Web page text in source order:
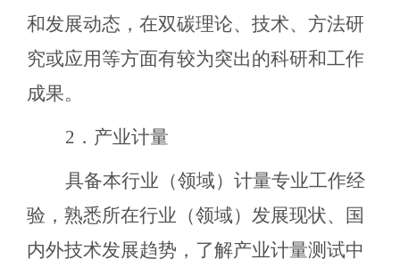
和发展动态，在双碳理论、技术、方法研
究或应用等方面有较为突出的科研和工作
成果。
2．产业计量
具备本行业（领域）计量专业工作经
验，熟悉所在行业（领域）发展现状、国
内外技术发展趋势，了解产业计量测试中